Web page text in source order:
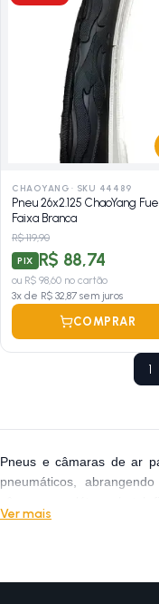
CHAOYANG · SKU 44489
Pneu 26x2.125 ChaoYang
Faixa Branca
R$ 119,90
PIX R$ 88,74
ou R$ 98,60 no cartão
3x de R$ 32,87 sem juros
COMPRAR
1
Pneus e câmaras de ar
pneumáticos,
todas as aplicações do
tração agressiva para
Ver mais